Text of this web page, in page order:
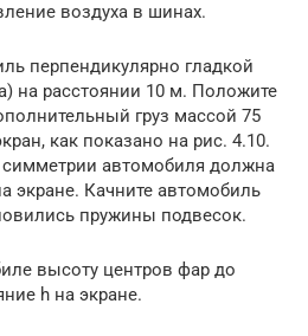
воздуха в шинах.
перпендикулярно гладкой
на расстоянии 10 м. Положите
груз массой 75
как показано на рис. 4.10.
автомобиля должна
экране. Качните автомобиль
пружины подвесок.
высоту центров фар до
h на экране.